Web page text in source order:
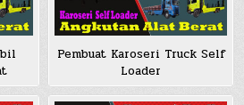
Pembuat Karoseri Truck Self
Loader